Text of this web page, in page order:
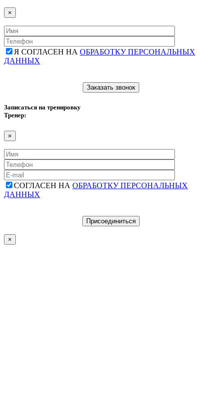
×
Я СОГЛАСЕН НА ОБРАБОТКУ ПЕРСОНАЛЬНЫХ
ДАННЫХ
Записаться на тренировку
Тренер:
×
СОГЛАСЕН НА ОБРАБОТКУ ПЕРСОНАЛЬНЫХ
ДАННЫХ
×